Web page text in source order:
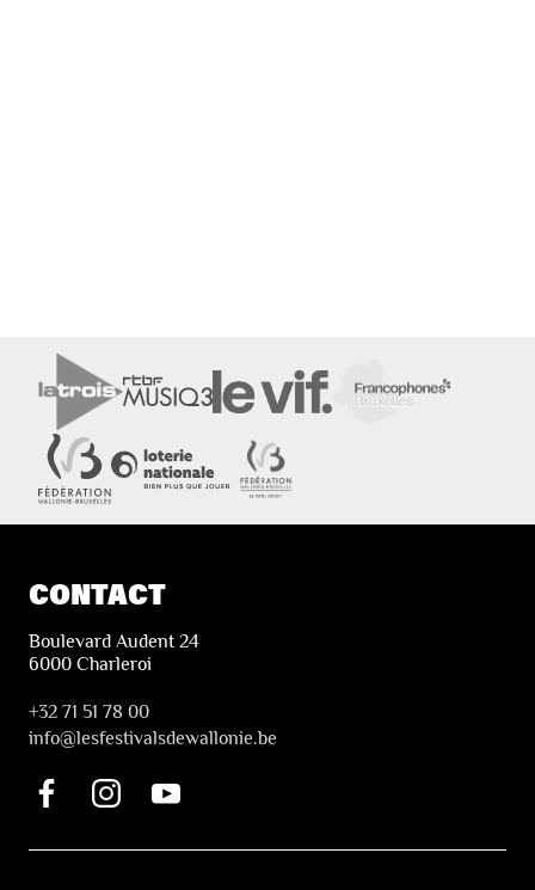
CONTACT
Boulevard Audent 24
6000 Charleroi
+32 71 51 78 00
info@lesfestivalsdewallonie.be